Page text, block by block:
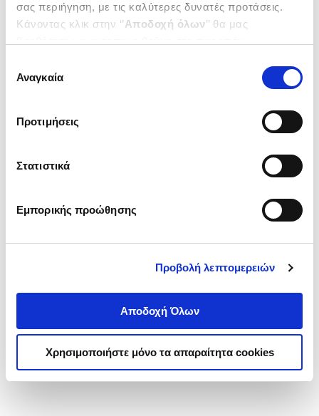
σας περιήγηση, με τις καλύτερες δυνατές προτάσεις.
Κάνοντας κλικ στην ‘’Αποδοχή όλων’’ θα μας
ενδιαφέρουν και να επιλέξετε από τα παρακάτω με την
΄΄και να ενημερωθείτε σχετικά με
συγκατάθεσης
Αναγκαία
Προτιμήσεις
Στατιστικά
Εμπορικής προώθησης
Προβολή λεπτομερειών
Αποδοχή Όλων
Χρησιμοποιήστε μόνο τα απαραίτητα cookies